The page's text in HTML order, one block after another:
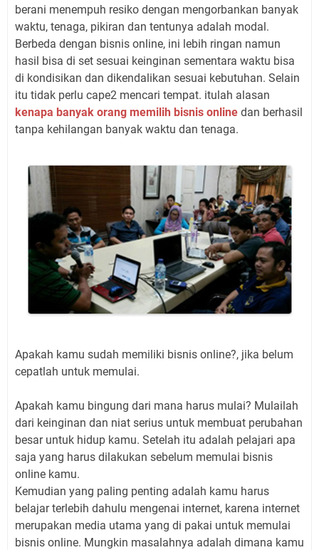
berani menempuh resiko dengan mengorbankan banyak
waktu, tenaga, pikiran dan tentunya adalah modal.
Berbeda dengan bisnis online, ini lebih ringan namun
hasil bisa di set sesuai keinginan sementara waktu bisa
di kondisikan dan dikendalikan sesuai kebutuhan. Selain
itu tidak perlu cape2 mencari tempat. itulah alasan
kenapa banyak orang memilih bisnis online dan berhasil
tanpa kehilangan banyak waktu dan tenaga.
Apakah kamu sudah memiliki bisnis online?, jika belum
cepatlah untuk memulai.
Apakah kamu bingung dari mana harus mulai? Mulailah
dari keinginan dan niat serius untuk membuat perubahan
besar untuk hidup kamu. Setelah itu adalah pelajari apa
saja yang harus dilakukan sebelum memulai bisnis
online kamu.
Kemudian yang paling penting adalah kamu harus
belajar terlebih dahulu mengenai internet, karena internet
merupakan media utama yang di pakai untuk memulai
bisnis online. Mungkin masalahnya adalah dimana kamu